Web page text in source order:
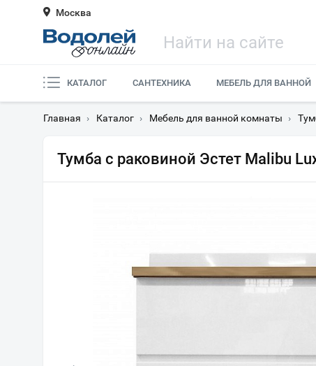
Москва
КАТАЛОГ САНТЕХНИКА МЕБЕЛЬ ДЛЯ ВАННОЙ
Главная › Каталог › Мебель для ванной комнаты ›
Тумба с раковиной Эстет Malibu